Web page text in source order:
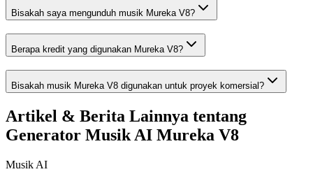
Bisakah saya mengunduh musik Mureka V8?
Berapa kredit yang digunakan Mureka V8?
Bisakah musik Mureka V8 digunakan untuk proyek komersial?
Artikel & Berita Lainnya tentang
Generator Musik AI Mureka V8
Musik AI